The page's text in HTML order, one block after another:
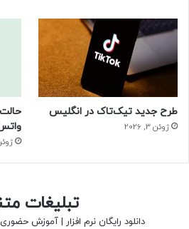
طرح جدید تیک‌تاک در انگلیس
ژوئن 3, 2026
ژوئن 3,
تبلیغات
دانلود رایگان نرم افزار | آموزش حضوری